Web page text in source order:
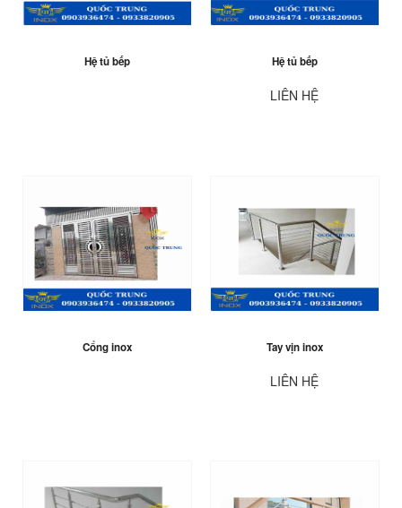
Hệ tủ bếp Hệ tủ bếp
LIÊN HỆ
Cổng inox Tay vịn inox
LIÊN HỆ